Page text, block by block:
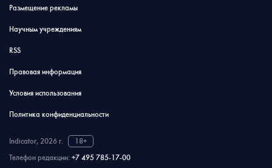
Размещение рекламы
Научным учреждениям
RSS
Правовая информация
Условия использования
Политика конфиденциальности
Indicator, 2026 г.
18+
Телефон редакции: +7 495 785-17-00